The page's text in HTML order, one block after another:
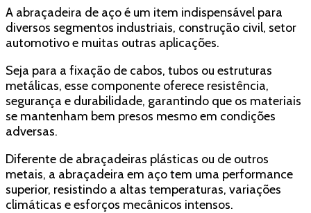
situações
que
exigem
alta
resistência
e
durabilidade
A abraçadeira de aço é um item indispensável para
diversos segmentos industriais, construção civil, setor
automotivo e muitas outras aplicações.
Seja para a fixação de cabos, tubos ou estruturas
metálicas, esse componente oferece resistência,
segurança e durabilidade, garantindo que os materiais
se mantenham bem presos mesmo em condições
adversas.
Diferente de abraçadeiras plásticas ou de outros
metais, a abraçadeira em aço tem uma performance
superior, resistindo a altas temperaturas, variações
climáticas e esforços mecânicos intensos.